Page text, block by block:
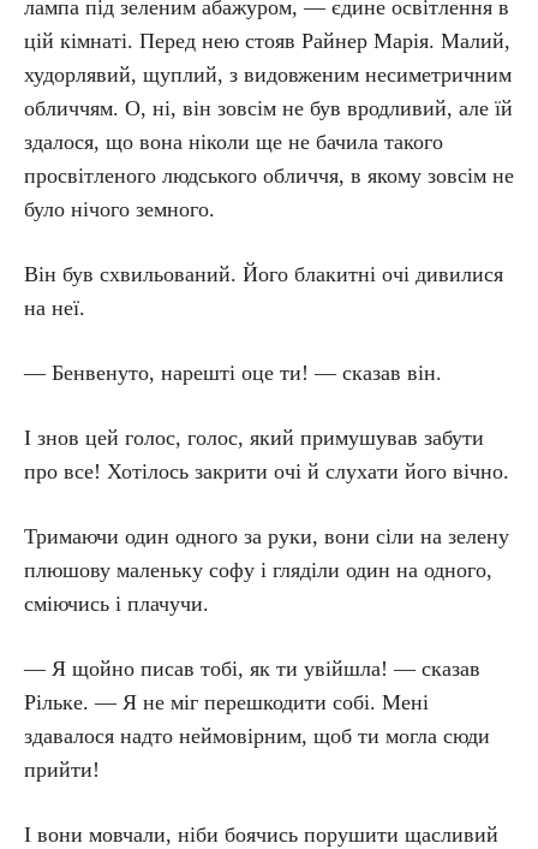
лампа під зеленим абажуром, — єдине освітлення в
цій кімнаті. Перед нею стояв Райнер Марія. Малий,
худорлявий, щуплий, з видовженим несиметричним
обличчям. О, ні, він зовсім не був вродливий, але їй
здалося, що вона ніколи ще не бачила такого
просвітленого людського обличчя, в якому зовсім не
було нічого земного.
Він був схвильований. Його блакитні очі дивилися
на неї.
— Бенвенуто, нарешті оце ти! — сказав він.
І знов цей голос, голос, який примушував забути
про все! Хотілось закрити очі й слухати його вічно.
Тримаючи один одного за руки, вони сіли на зелену
плюшову маленьку софу і гляділи один на одного,
сміючись і плачучи.
— Я щойно писав тобі, як ти увійшла! — сказав
Рільке. — Я не міг перешкодити собі. Мені
здавалося надто неймовірним, щоб ти могла сюди
прийти!
І вони мовчали, ніби боячись порушити щасливий